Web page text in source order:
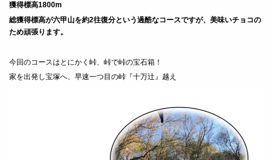
獲得標高1800m
総獲得標高が六甲山を約2往復分という過酷なコースですが、美味いチョコの
ため頑張ります。
今回のコースはとにかく峠、峠で峠の宝石箱！
家を出発し宝塚へ、早速一つ目の峠『十万辻』越え